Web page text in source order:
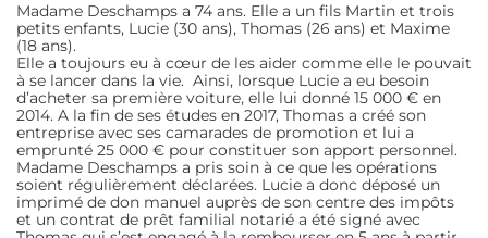
Madame Deschamps a 74 ans. Elle a un fils Martin et trois
petits enfants, Lucie (30 ans), Thomas (26 ans) et Maxime
(18 ans).
Elle a toujours eu à cœur de les aider comme elle le pouvait
à se lancer dans la vie. Ainsi, lorsque Lucie a eu besoin
d’acheter sa première voiture, elle lui donné 15 000 € en
2014. A la fin de ses études en 2017, Thomas a créé son
entreprise avec ses camarades de promotion et lui a
emprunté 25 000 € pour constituer son apport personnel.
Madame Deschamps a pris soin à ce que les opérations
soient régulièrement déclarées. Lucie a donc déposé un
imprimé de don manuel auprès de son centre des impôts
et un contrat de prêt familial notarié a été signé avec